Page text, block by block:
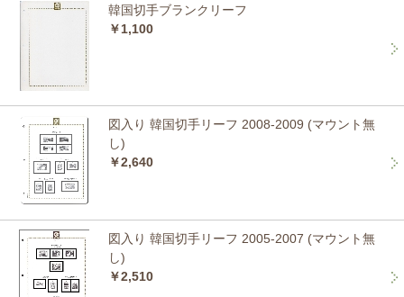
韓国切手ブランクリーフ
￥1,100
図入り 韓国切手リーフ 2008-2009 (マウント無
し)
￥2,640
図入り 韓国切手リーフ 2005-2007 (マウント無
し)
￥2,510